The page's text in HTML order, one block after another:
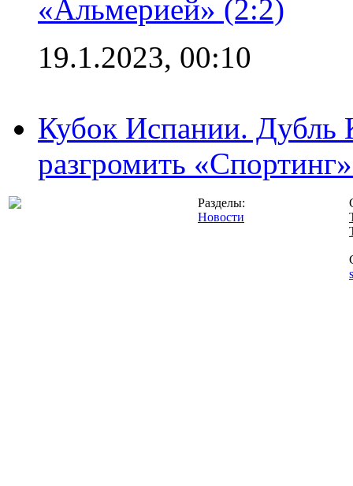
«Альмерией» (2:2)
19.1.2023, 00:10
Кубок Испании. Дубль
разгромить
Разделы:
Новости